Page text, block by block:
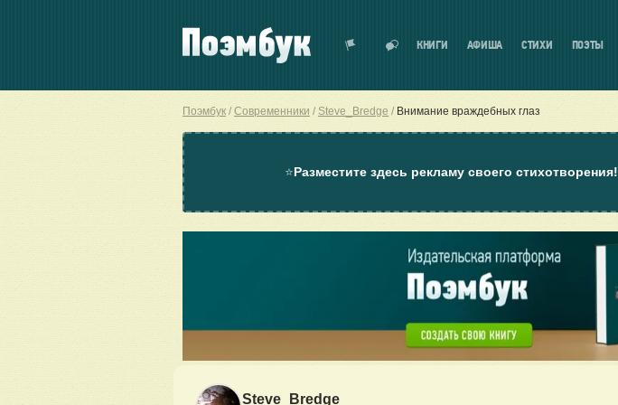
КНИГИ АФИША СТИХИ ПОЭТЫ
Поэмбук Современники Steve_Bredge Внимание враждебных глаз
⭐Разместите здесь рекламу своего стихотворения!
Steve_Bredge